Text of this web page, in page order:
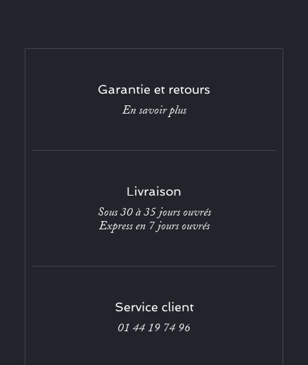
Garantie et retours
En savoir plus
Livraison
Sous 30 à 35 jours ouvrés
Express en 7 jours ouvrés
Service client
01 44 19 74 96